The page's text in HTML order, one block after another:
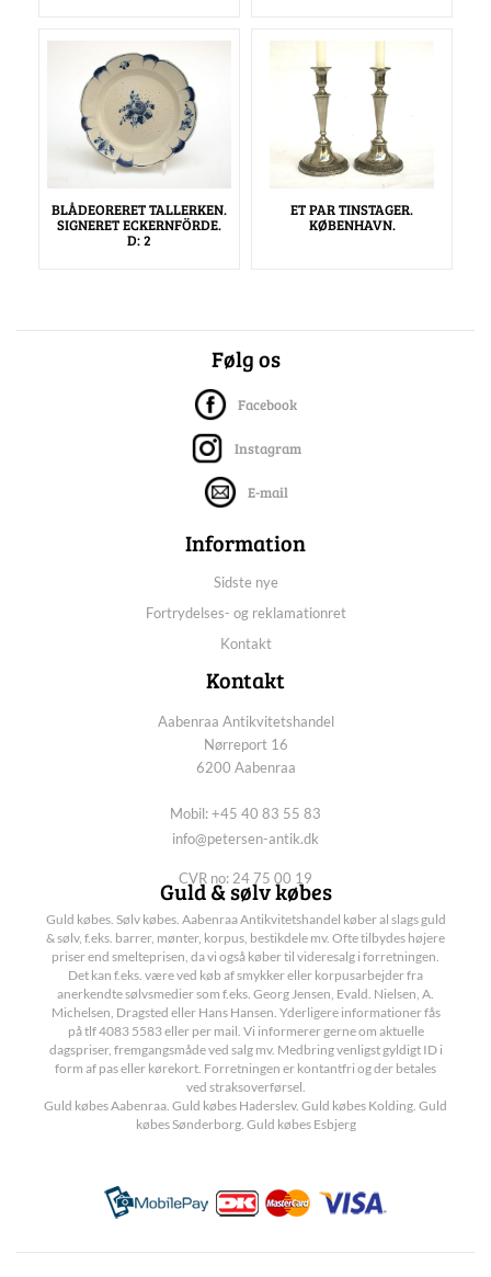
BLÅDEORERET TALLERKEN.
SIGNERET ECKERNFÖRDE.
D: 2
ET PAR TINSTAGER.
KØBENHAVN.
Følg os
Facebook
Instagram
E-mail
Information
Sidste nye
Fortrydelses- og reklamationret
Kontakt
Kontakt
Aabenraa Antikvitetshandel
Nørreport 16
6200 Aabenraa
Mobil: +45 40 83 55 83
info@petersen-antik.dk
CVR no: 24 75 00 19
Guld & sølv købes
Guld købes. Sølv købes. Aabenraa Antikvitetshandel køber al slags guld
& sølv, f.eks. barrer, mønter, korpus, bestikdele mv. Ofte tilbydes højere
priser end smelteprisen, da vi også køber til videresalg i forretningen.
Det kan f.eks. være ved køb af smykker eller korpusarbejder fra
anerkendte sølvsmedier som f.eks. Georg Jensen, Evald. Nielsen, A.
Michelsen, Dragsted eller Hans Hansen. Yderligere informationer fås
på tlf 4083 5583 eller per mail. Vi informerer gerne om aktuelle
dagspriser, fremgangsmåde ved salg mv. Medbring venligst gyldigt ID i
form af pas eller kørekort. Forretningen er kontantfri og der betales
ved straksoverførsel.
Guld købes Aabenraa. Guld købes Haderslev. Guld købes Kolding. Guld
købes Sønderborg. Guld købes Esbjerg